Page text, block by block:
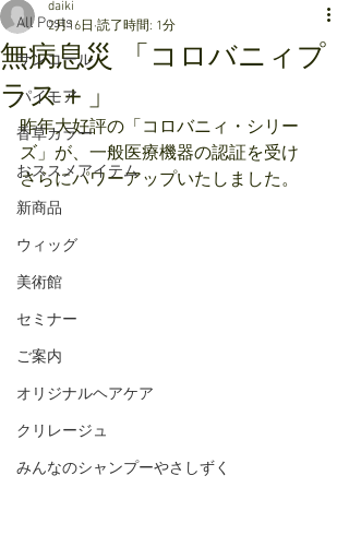
All Posts
サンコール
パイモア
香草カラー
おススメアイテム
新商品
ウィッグ
美術館
セミナー
ご案内
オリジナルヘアケア
クリレージュ
みんなのシャンプーやさしずく
無病息災 「コロバニィプ
ラス＋」
daiki
2月16日 読了時間: 1分
昨年大好評の「コロバニィ・シリー
ズ」が、一般医療機器の認証を受け
さらにパワーアップいたしました。